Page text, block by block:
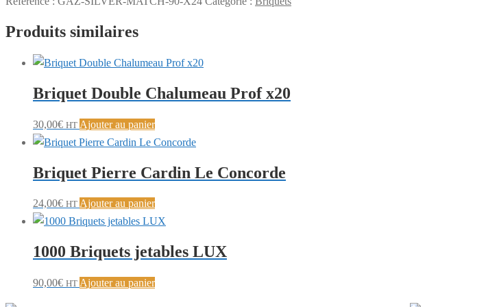
Produits similaires
Briquet Double Chalumeau Prof x20
30,00€ HT Ajouter au panier
Briquet Pierre Cardin Le Concorde
24,00€ HT Ajouter au panier
1000 Briquets jetables LUX
90,00€ HT Ajouter au panier